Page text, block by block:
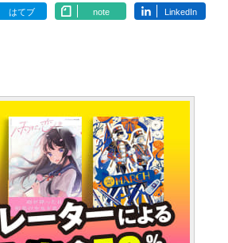
はてブ note LinkedIn